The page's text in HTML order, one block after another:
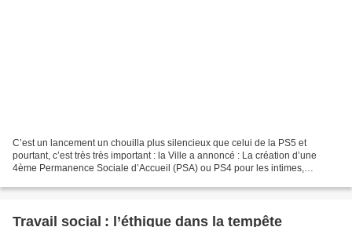
C’est un lancement un chouilla plus silencieux que celui de la PS5 et
pourtant, c’est très très important : la Ville a annoncé : La création d’une
4ème Permanence Sociale d’Accueil (PSA) ou PS4 pour les intimes,
Travail social : l’éthique dans la tempête